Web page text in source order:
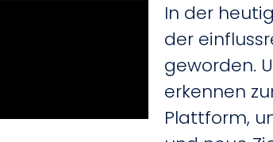
In der
der
geworden.
erkennen
Plattform,